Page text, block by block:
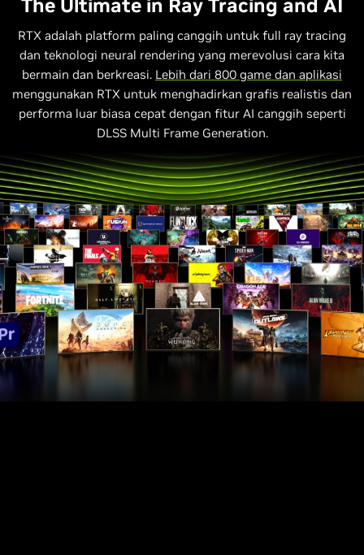
Performa Relatif dibandingkan GPU Laptop RTX
3070
GPU TGP 100W, 1440p, DLSS Super Resolusi, dan DLSS
Rekonstruksi Sinar pada 30, 40, dan 50 Series, Frame Gen pada 40
Series. Multi Frame Gen (4X Mode) pada Seri 50. Battlefield 6
dengan Ultra Preset, DOOM: The Dark Ages dengan Ultra Preset
dan Texture Pool Size 1536, Borderlands 4 dengan Preset Tinggi.
The Ultimate in Ray Tracing and AI
RTX adalah platform paling canggih untuk full ray tracing
dan teknologi neural rendering yang merevolusi cara kita
bermain dan berkreasi. Lebih dari 800 game dan aplikasi
menggunakan RTX untuk menghadirkan grafis realistis dan
performa luar biasa cepat dengan fitur AI canggih seperti
DLSS Multi Frame Generation.